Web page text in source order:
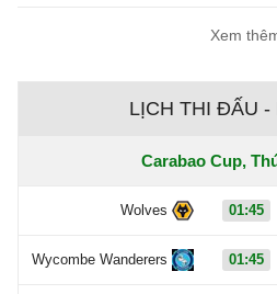
Xem
LỊCH THI ĐẤU -
Carabao Cup,
Wolves 01:45
Wycombe Wanderers 01:45